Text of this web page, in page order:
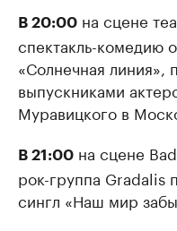
В 20:00 на сцене
спектакль-комедию
«Солнечная линия»,
выпускниками
Муравицкого в
В 21:00 на сцене
рок-группа Gradalis
сингл «Наш мир